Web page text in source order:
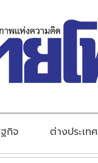
กิจ ต่างประเทศ